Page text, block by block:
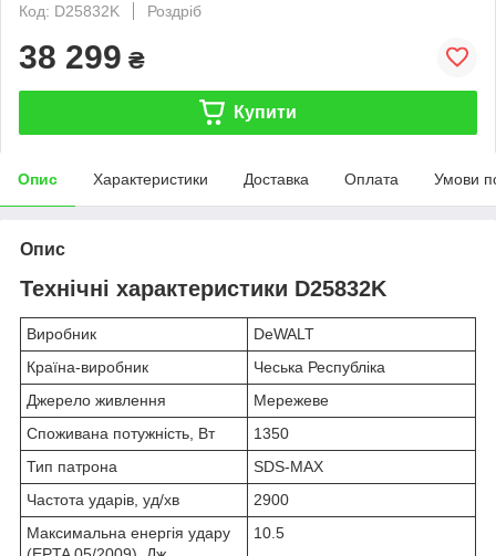
Код: D25832K
Роздріб
38 299 ₴
Купити
Опис Характеристики Доставка Оплата Умови
Опис
Технічні характеристики D25832K
Виробник
DeWALT
Країна-виробник
Чеська Республіка
Джерело живлення
Мережеве
Споживана потужність, Вт
1350
Тип патрона
SDS-MAX
Частота ударів, уд/хв
2900
Максимальна енергія удару
10.5